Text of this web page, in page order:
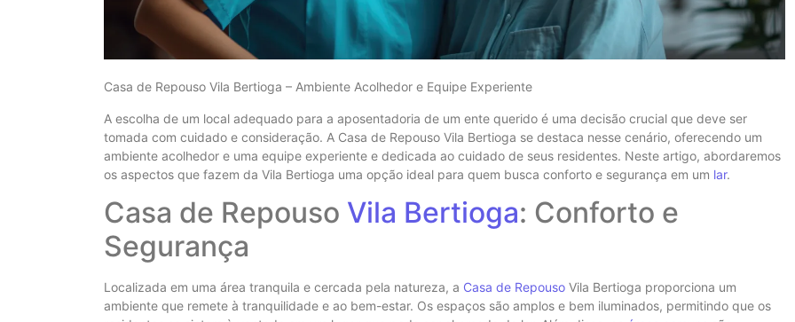
Casa de Repouso Vila Bertioga – Ambiente Acolhedor e Equipe Experiente
A escolha de um local adequado para a aposentadoria de um ente querido é uma decisão crucial que deve ser
tomada com cuidado e consideração. A Casa de Repouso Vila Bertioga se destaca nesse cenário, oferecendo um
ambiente acolhedor e uma equipe experiente e dedicada ao cuidado de seus residentes. Neste artigo, abordaremos
os aspectos que fazem da Vila Bertioga uma opção ideal para quem busca conforto e segurança em um lar.
Casa de Repouso Vila Bertioga: Conforto e
Segurança
Localizada em uma área tranquila e cercada pela natureza, a Casa de Repouso Vila Bertioga proporciona um
ambiente que remete à tranquilidade e ao bem-estar. Os espaços são amplos e bem iluminados, permitindo que os